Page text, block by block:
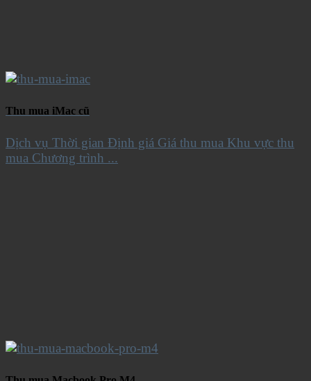
Thu mua iMac cũ
Dịch vụ Thời gian Định giá Giá thu mua Khu vực thu
mua Chương trình ...